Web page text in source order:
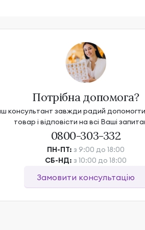
Потрібна допомога?
консультант завжди радий допомогти
товар і відповісти на всі Ваші
0800-303-332
ПН-ПТ: з 9:00 до 18:00
СБ-НД: з 10:00 до 18:00
Замовити консультацію